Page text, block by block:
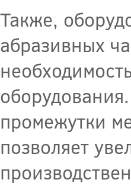
Также,
абразивных
промежутки
позволяет